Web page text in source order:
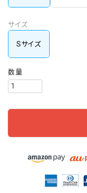
サイズ
Sサイズ